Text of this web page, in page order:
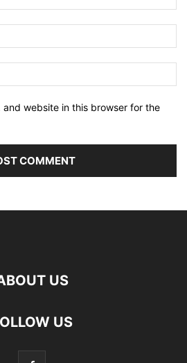
and website in this browser for the
US
US